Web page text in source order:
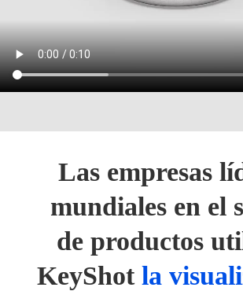
Las empresas
mundiales en el
de productos
KeyShotla